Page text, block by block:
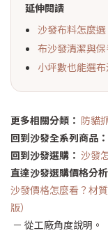
延伸閱讀
沙發布料怎麼
布沙發清潔與
小坪數也能選
更多相關分類： 防貓
回到沙發全系列商品：
回到沙發選購： 沙發
直達沙發選購價格分析
沙發價格怎麼看？材
版）
－ 從工廠角度說明。